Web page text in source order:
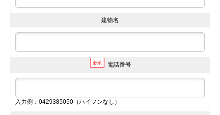
建物名
必須 電話番号
入力例：0429385050（ハイフンなし）